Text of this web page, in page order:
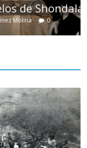
Shondaland
0